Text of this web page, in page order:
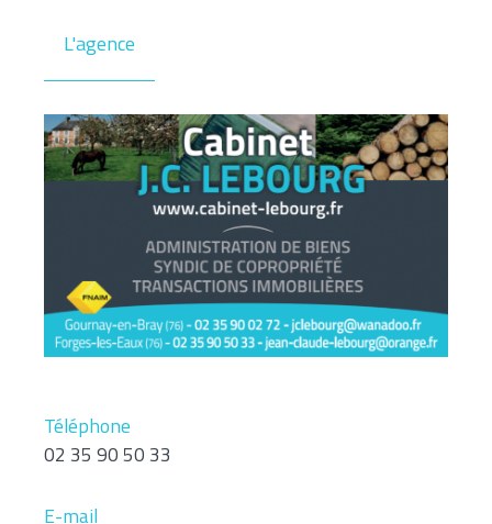
L'agence
Téléphone
02 35 90 50 33
E-mail